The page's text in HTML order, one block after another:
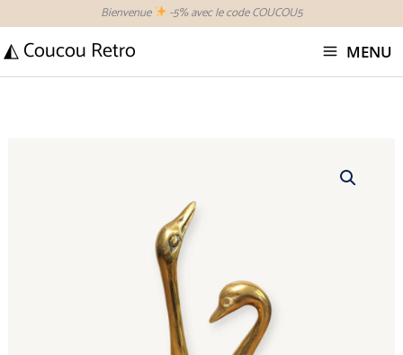
contenu
Bienvenue -5% avec le code COUCOU5
◭ Coucou Retro MENU